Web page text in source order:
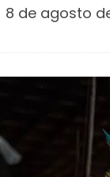
8 de agosto